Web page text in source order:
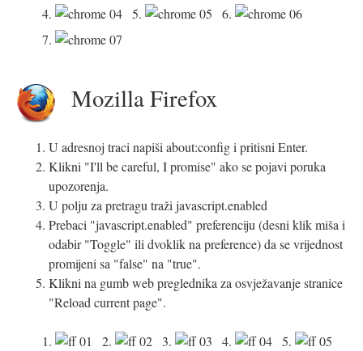
4. 5.
6.
7.
Mozilla Firefox
U adresnoj traci napiši about:config i pritisni Enter.
Klikni "I'll be careful, I promise" ako se pojavi poruka
upozorenja.
U polju za pretragu traži javascript.enabled
Prebaci "javascript.enabled" preferenciju (desni klik miša i
odabir "Toggle" ili dvoklik na preference) da se vrijednost
promijeni sa "false" na "true".
Klikni na gumb web preglednika za osvježavanje stranice
"Reload current page".
1. 2. 3. 4. 5.